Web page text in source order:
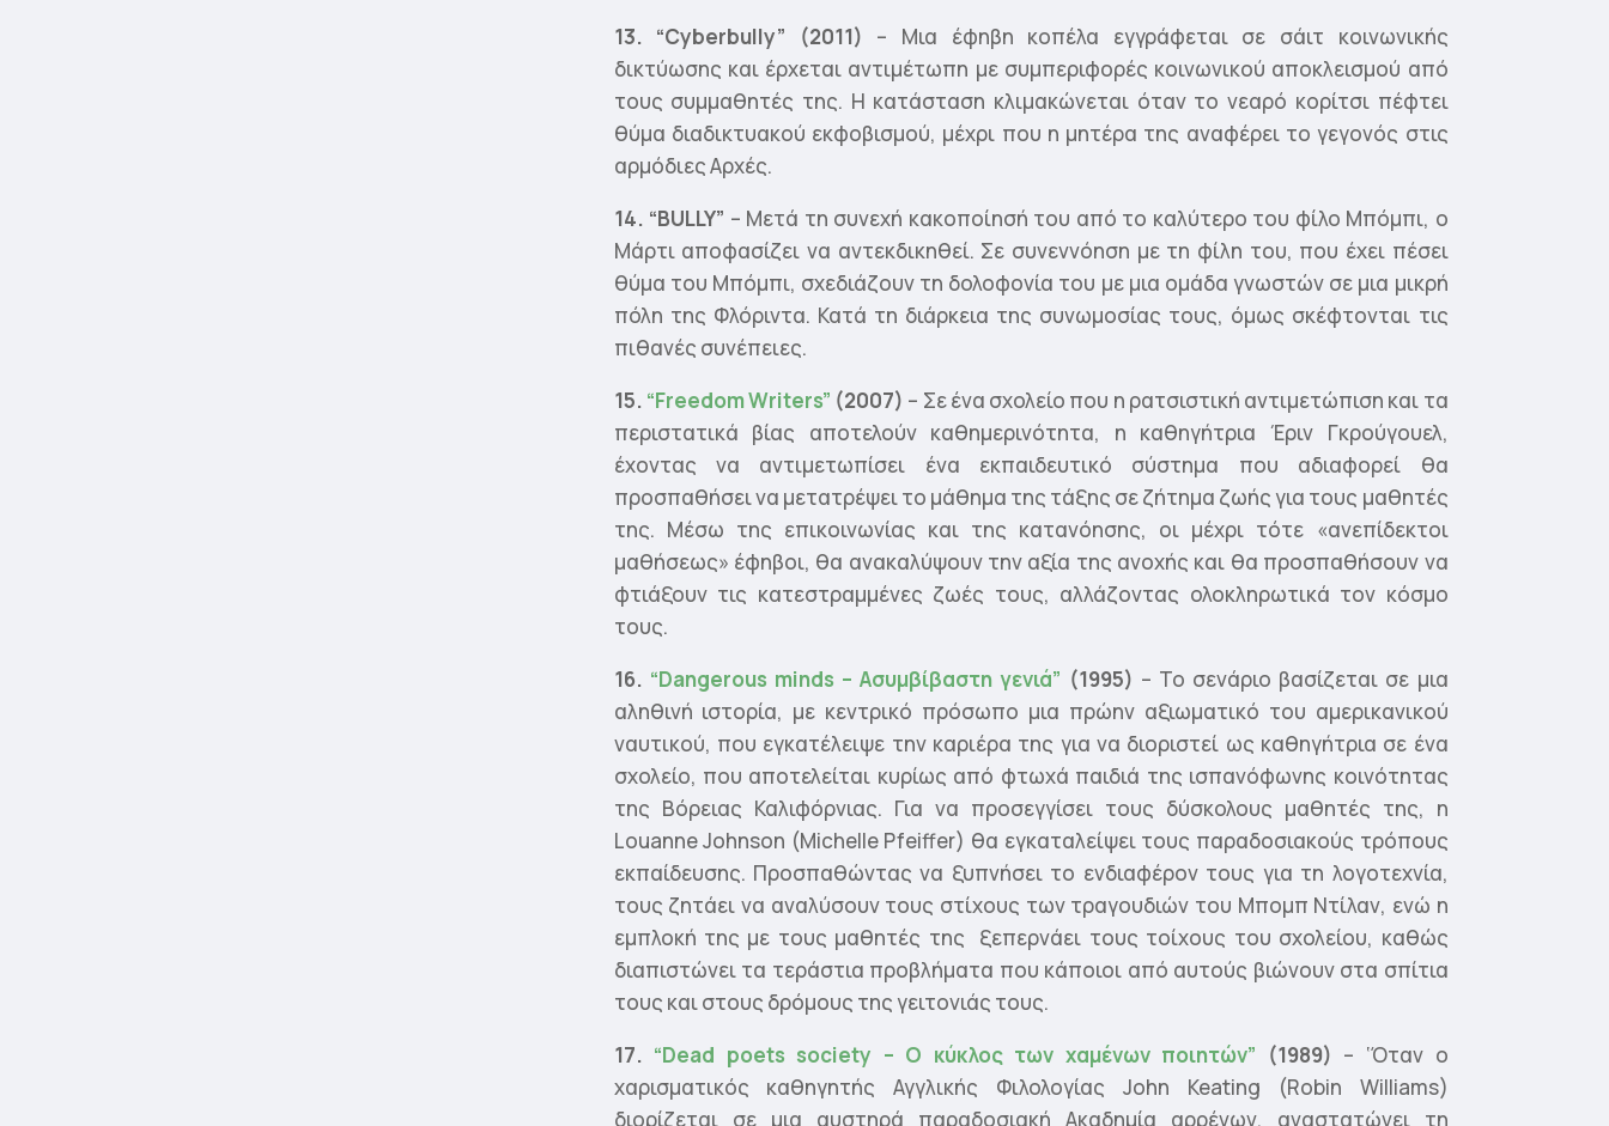
13. “Cyberbully” (2011) – Μια έφηβη κοπέλα εγγράφεται σε σάιτ κοινωνικής
δικτύωσης και έρχεται αντιμέτωπη με συμπεριφορές κοινωνικού αποκλεισμού από
τους συμμαθητές της. Η κατάσταση κλιμακώνεται όταν το νεαρό κορίτσι πέφτει
θύμα διαδικτυακού εκφοβισμού, μέχρι που η μητέρα της αναφέρει το γεγονός στις
αρμόδιες Αρχές.
14. “BULLY” – Mετά τη συνεχή κακοποίησή του από το καλύτερο του φίλο Μπόμπι, ο
Μάρτι αποφασίζει να αντεκδικηθεί. Σε συνεννόηση με τη φίλη του, που έχει πέσει
θύμα του Μπόμπι, σχεδιάζουν τη δολοφονία του με μια ομάδα γνωστών σε μια μικρή
πόλη της Φλόριντα. Κατά τη διάρκεια της συνωμοσίας τους, όμως σκέφτονται τις
πιθανές συνέπειες.
15. “FreedomWriters” (2007) – Σε ένα σχολείο που η ρατσιστική αντιμετώπιση και τα
περιστατικά βίας αποτελούν καθημερινότητα, η καθηγήτρια Έριν Γκρούγουελ,
έχοντας να αντιμετωπίσει ένα εκπαιδευτικό σύστημα που αδιαφορεί θα
προσπαθήσει να μετατρέψει το μάθημα της τάξης σε ζήτημα ζωής για τους μαθητές
της. Μέσω της επικοινωνίας και της κατανόησης, οι μέχρι τότε «ανεπίδεκτοι
μαθήσεως» έφηβοι, θα ανακαλύψουν την αξία της ανοχής και θα προσπαθήσουν να
φτιάξουν τις κατεστραμμένες ζωές τους, αλλάζοντας ολοκληρωτικά τον κόσμο
τους.
16. “Dangerous minds – Ασυμβίβαστη γενιά” (1995) – Το σενάριο βασίζεται σε μια
αληθινή ιστορία, με κεντρικό πρόσωπο μια πρώην αξιωματικό του αμερικανικού
ναυτικού, που εγκατέλειψε την καριέρα της για να διοριστεί ως καθηγήτρια σε ένα
σχολείο, που αποτελείται κυρίως από φτωχά παιδιά της ισπανόφωνης κοινότητας
της Βόρειας Καλιφόρνιας. Για να προσεγγίσει τους δύσκολους μαθητές της, η
Louanne Johnson (Michelle Pfeiffer) θα εγκαταλείψει τους παραδοσιακούς τρόπους
εκπαίδευσης. Προσπαθώντας να ξυπνήσει το ενδιαφέρον τους για τη λογοτεχνία,
τους ζητάει να αναλύσουν τους στίχους των τραγουδιών του Μπομπ Ντίλαν, ενώ η
εμπλοκή της με τους μαθητές της ξεπερνάει τους τοίχους του σχολείου, καθώς
διαπιστώνει τα τεράστια προβλήματα που κάποιοι από αυτούς βιώνουν στα σπίτια
τους και στους δρόμους της γειτονιάς τους.
17. “Dead poets society – Ο κύκλος των χαμένων ποιητών” (1989) – ‘Όταν ο
χαρισματικός καθηγητής Αγγλικής Φιλολογίας John Keating (Robin Williams)
διορίζεται σε μια αυστηρά παραδοσιακή Ακαδημία αρρένων, αναστατώνει τη